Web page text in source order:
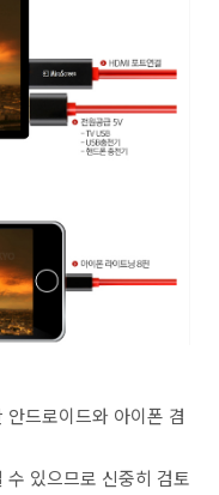
드로이드와 아이폰 겸
있으므로 신중히 검토